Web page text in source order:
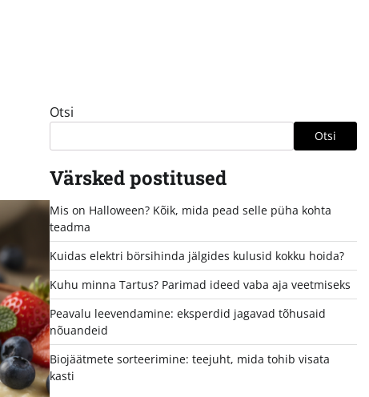
Otsi
Otsi
Värsked postitused
Mis on Halloween? Kõik, mida pead selle püha kohta
teadma
Kuidas elektri börsihinda jälgides kulusid kokku hoida?
Kuhu minna Tartus? Parimad ideed vaba aja veetmiseks
Peavalu leevendamine: eksperdid jagavad tõhusaid
nõuandeid
Biojäätmete sorteerimine: teejuht, mida tohib visata
kasti